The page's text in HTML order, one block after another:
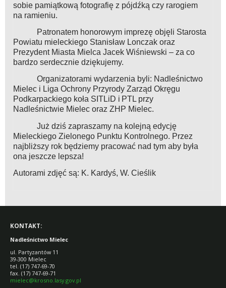
sobie pamiątkową fotografię z pójdźką czy rarogiem
na ramieniu.
Patronatem honorowym imprezę objęli Starosta
Powiatu mieleckiego Stanisław Lonczak oraz
Prezydent Miasta Mielca Jacek Wiśniewski – za co
bardzo serdecznie dziękujemy.
Organizatorami wydarzenia byli: Nadleśnictwo
Mielec i Liga Ochrony Przyrody Zarząd Okręgu
Podkarpackiego koła SITLiD i PTL przy
Nadleśnictwie Mielec oraz ZHP Mielec.
Już dziś zapraszamy na kolejną edycję
Mieleckiego Zielonego Punktu Kontrolnego. Przez
najbliższy rok będziemy pracować nad tym aby była
ona jeszcze lepsza!
Autorami zdjęć są: K. Kardyś, W. Cieślik
KONTAKT:
Nadleśnictwo Mielec
ul. Partyzantów 11
39-300 Mielec
tel. (17) 747-69-70
fax. (17) 747-69-71
mielec@krosno.lasy.gov.pl